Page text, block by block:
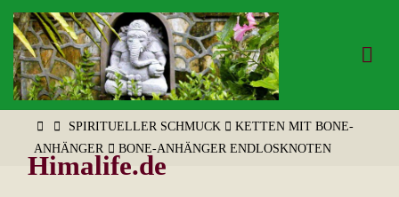
Zum
Inhalt
springen
Himalife.de
STARTSPIRITUELLER SCHMUCK
KETTEN MIT BONE-
ANHÄNGER
BONE-ANHÄNGER ENDLOSKNOTEN